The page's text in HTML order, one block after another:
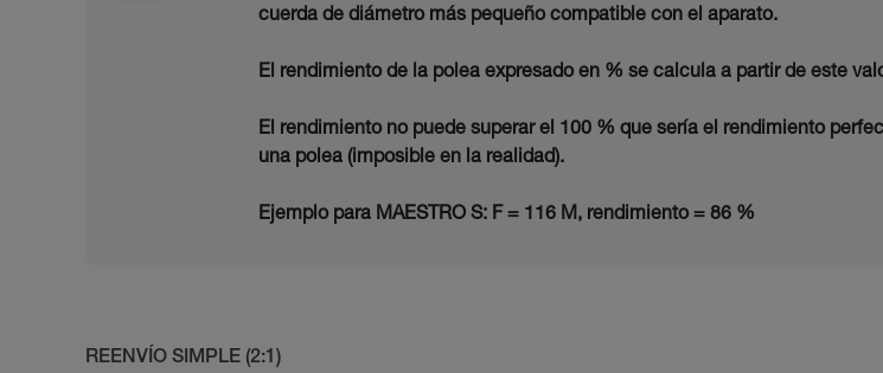
cuerda de diámetro más pequeño compatible con el aparato.
El rendimiento de la polea expresado en % se calcula a partir de este
El rendimiento no puede superar el 100 % que sería el rendimiento
una polea (imposible en la realidad).
Ejemplo para MAESTRO S: F = 116 M, rendimiento = 86 %
REENVÍO SIMPLE (2:1)